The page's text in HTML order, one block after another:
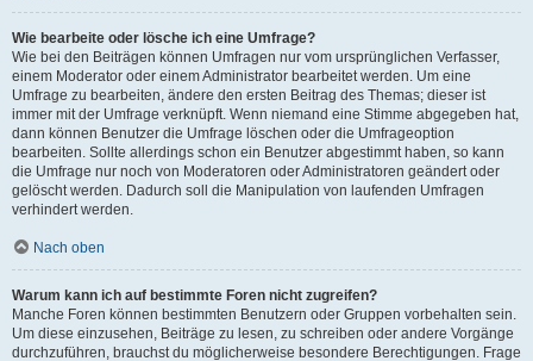
Wie bearbeite oder lösche ich eine Umfrage?
Wie bei den Beiträgen können Umfragen nur vom ursprünglichen Verfasser,
einem Moderator oder einem Administrator bearbeitet werden. Um eine
Umfrage zu bearbeiten, ändere den ersten Beitrag des Themas; dieser ist
immer mit der Umfrage verknüpft. Wenn niemand eine Stimme abgegeben hat,
dann können Benutzer die Umfrage löschen oder die Umfrageoption
bearbeiten. Sollte allerdings schon ein Benutzer abgestimmt haben, so kann
die Umfrage nur noch von Moderatoren oder Administratoren geändert oder
gelöscht werden. Dadurch soll die Manipulation von laufenden Umfragen
verhindert werden.
Nach oben
Warum kann ich auf bestimmte Foren nicht zugreifen?
Manche Foren können bestimmten Benutzern oder Gruppen vorbehalten sein.
Um diese einzusehen, Beiträge zu lesen, zu schreiben oder andere Vorgänge
durchzuführen, brauchst du möglicherweise besondere Berechtigungen. Frage